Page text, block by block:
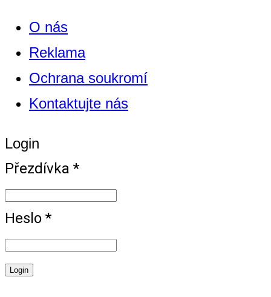
O nás
Reklama
Ochrana soukromí
Kontaktujte nás
Login
Přezdívka *
Heslo *